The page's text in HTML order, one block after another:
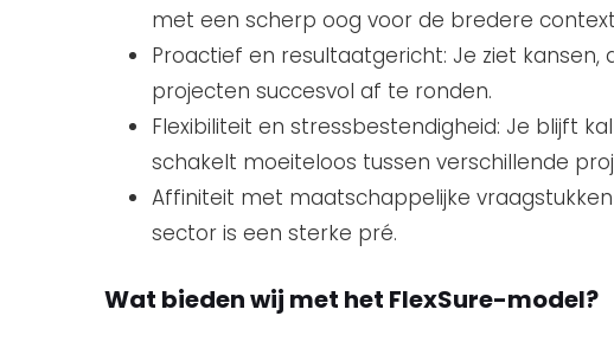
met een scherp oog voor de bredere
Proactief en resultaatgericht: Je ziet kansen,
projecten succesvol af te ronden.
Flexibiliteit en stressbestendigheid: Je blijft
schakelt moeiteloos tussen verschillende
Affiniteit met maatschappelijke
sector is een sterke pré.
Wat bieden wij met het FlexSure-model?